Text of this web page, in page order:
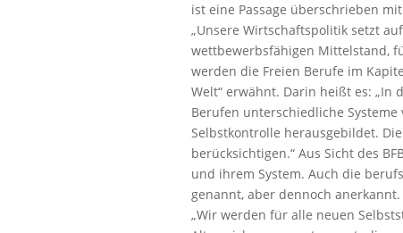
ist eine Passage überschrieben
„Unsere Wirtschaftspolitik setzt
wettbewerbsfähigen Mittelstand,
werden die Freien Berufe im
Welt“ erwähnt. Darin heißt es:
Berufen unterschiedliche
Selbstkontrolle herausgebildet.
berücksichtigen.“ Aus Sicht des
und ihrem System. Auch die
genannt, aber dennoch
„Wir werden für alle neuen